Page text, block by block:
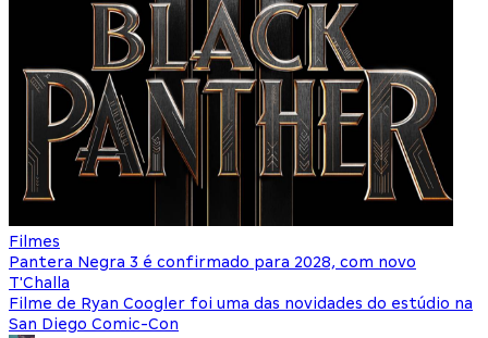
Filmes
Pantera Negra 3 é confirmado para 2028, com novo
T'Challa
Filme de Ryan Coogler foi uma das novidades do estúdio na
San Diego Comic-Con